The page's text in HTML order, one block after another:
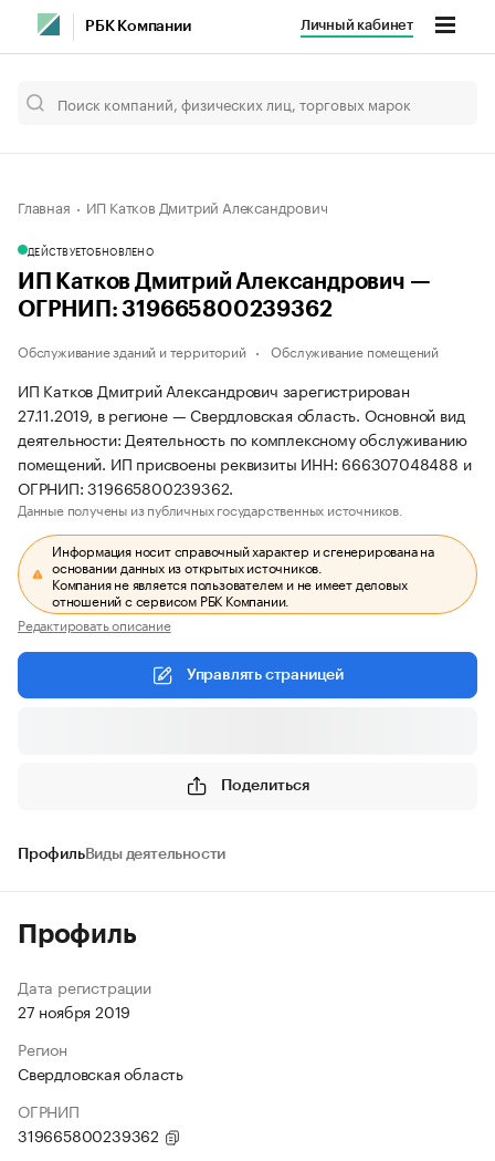
РБК Компании Личный кабинет
Главная ИП Катков Дмитрий Александрович
ДЕЙСТВУЕТОБНОВЛЕНО
ИП Катков Дмитрий Александрович —
ОГРНИП: 319665800239362
Обслуживание зданий и территорий Обслуживание помещений
ИП Катков Дмитрий Александрович зарегистрирован
27.11.2019, в регионе — Свердловская область. Основной вид
деятельности: Деятельность по комплексному обслуживанию
помещений. ИП присвоены реквизиты ИНН: 666307048488 и
ОГРНИП: 319665800239362.
Данные получены из публичных государственных источников.
Информация носит справочный характер и сгенерирована на
основании данных из открытых источников.
Компания не является пользователем и не имеет деловых
отношений с сервисом РБК Компании.
Редактировать описание
Управлять страницей
Поделиться
ПрофильВиды деятельности
Профиль
Дата регистрации
27 ноября 2019
Регион
Свердловская область
ОГРНИП
319665800239362